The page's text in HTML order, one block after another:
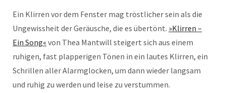
Ein Klirren vor dem Fenster mag tröstlicher sein als die
Ungewissheit der Geräusche, die es übertönt. »Klirren –
Ein Song« von Thea Mantwill steigert sich aus einem
ruhigen, fast plapperigen Tönen in ein lautes Klirren, ein
Schrillen aller Alarmglocken, um dann wieder langsam
und ruhig zu werden und leise zu verstummen.